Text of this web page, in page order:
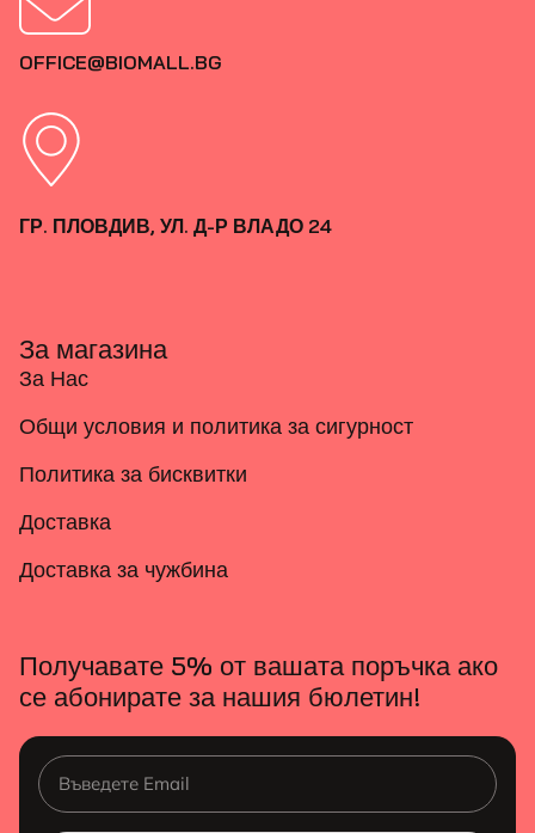
OFFICE@BIOMALL.BG
ГР. ПЛОВДИВ, УЛ. Д-Р ВЛАДО 24
За магазина
За Нас
Общи условия и политика за сигурност
Политика за бисквитки
Доставка
Доставка за чужбина
Получавате 5% от вашата поръчка ако
се абонирате за нашия бюлетин!